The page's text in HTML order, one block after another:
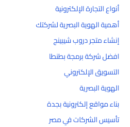
أنواع التجارة الإلكترونية
أهمية الهوية البصرية لشركتك
إنشاء متجر دروب شيبينج
افضل شركة برمجة بطنطا
التسويق الإلكتروني
الهوية البصرية
بناء مواقع إلكترونية بجدة
تأسيس الشركات في مصر